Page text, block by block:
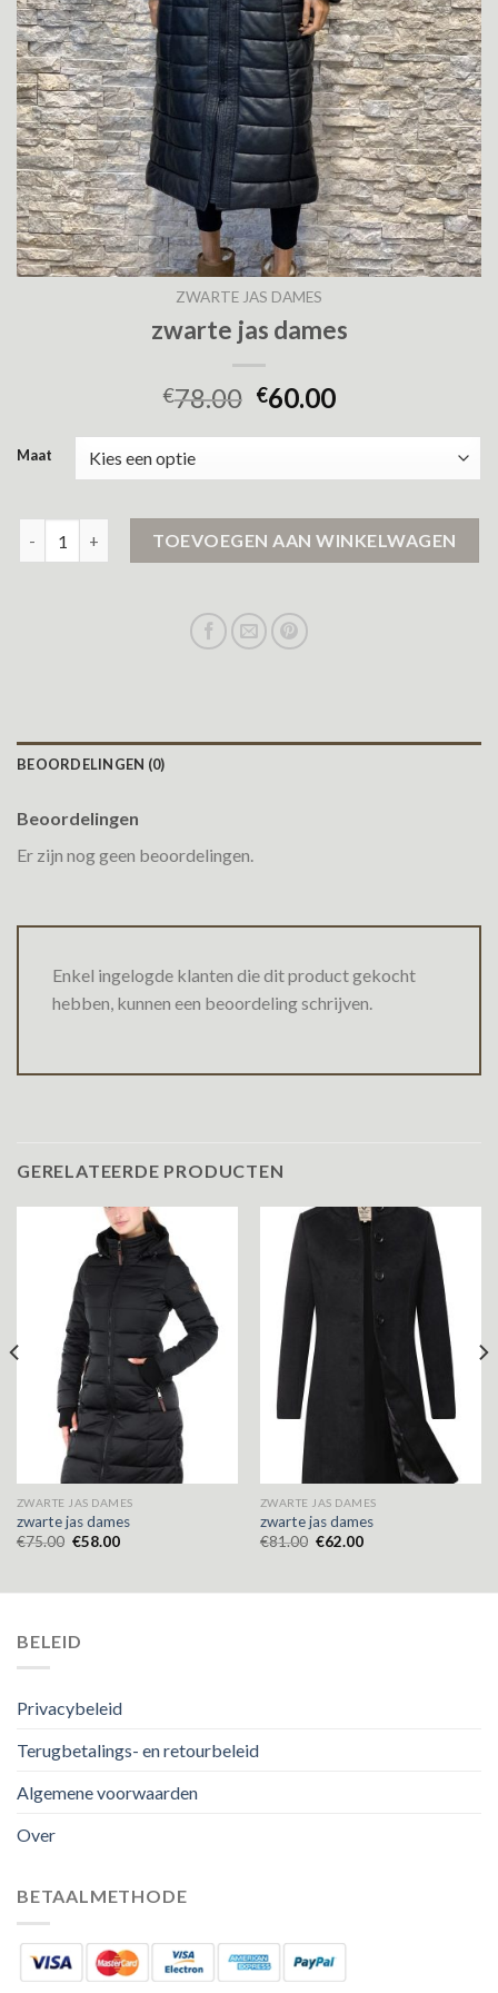
ZWARTE JAS DAMES
zwarte jas dames
€78.00 €60.00
Maat
TOEVOEGEN AAN WINKELWAGEN
BEOORDELINGEN (0)
Beoordelingen
Er zijn nog geen beoordelingen.
Enkel ingelogde klanten die dit product gekocht
hebben, kunnen een beoordeling schrijven.
GERELATEERDE PRODUCTEN
ZWARTE JAS DAMES
zwarte jas dames
€75.00 €58.00
ZWARTE JAS DAMES
zwarte jas dames
€81.00 €62.00
BELEID
Privacybeleid
Terugbetalings- en retourbeleid
Algemene voorwaarden
Over
BETAALMETHODE